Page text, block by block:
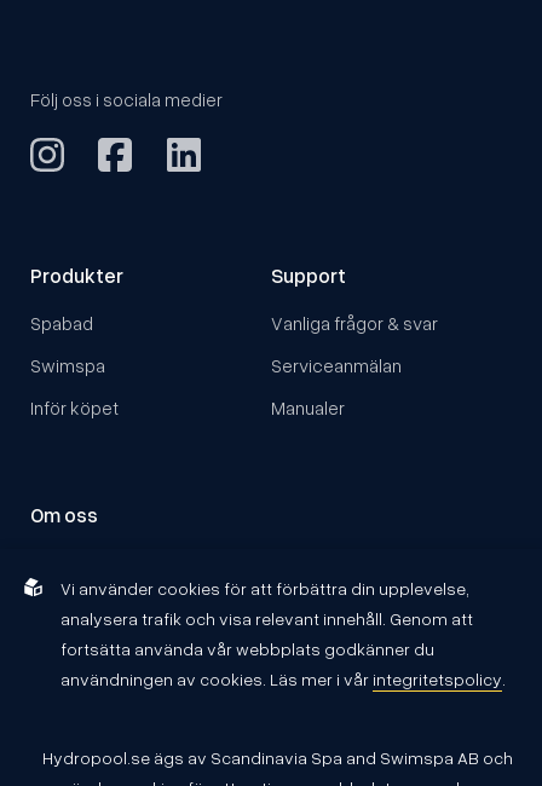
Produkter
Spabad
Swimspa
Inför köpet
Support
Vanliga frågor & svar
Serviceanmälan
Manualer
Om oss
Återförsäljare
Följ oss i sociala medier
Vi använder cookies för att förbättra din upplevelse,
analysera trafik och visa relevant innehåll. Genom att
fortsätta använda vår webbplats godkänner du
användningen av cookies. Läs mer i vår integritetspolicy.
Hydropool.se ägs av Scandinavia Spa and Swimspa AB och